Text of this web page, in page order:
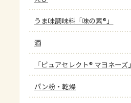
うま味調味料「味の素®」
酒
「ピュアセレクト® マヨネーズ」
パン粉・乾燥